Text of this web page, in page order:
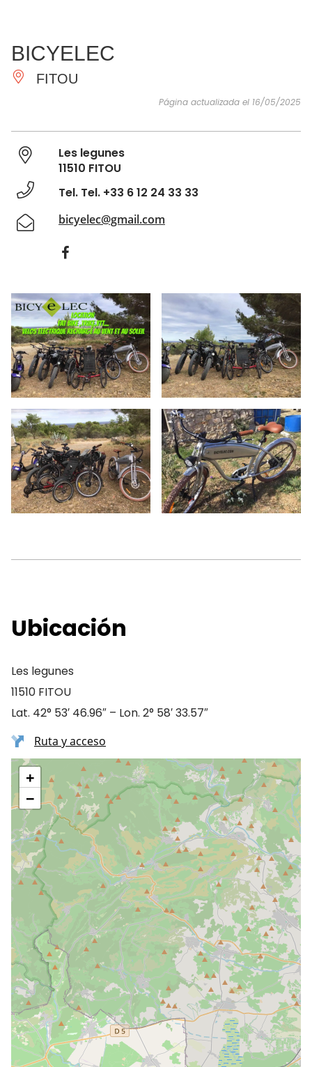
IMPRESCINDIBLES
BICYELEC
FITOU
Página actualizada el 16/05/2025
Les legunes
11510 FITOU
Tel. Tel. +33 6 12 24 33 33
bicyelec@gmail.com
Ubicación
Les legunes
11510 FITOU
Lat. 42° 53′ 46.96″ – Lon. 2° 58′ 33.57″
Ruta y acceso
+
−